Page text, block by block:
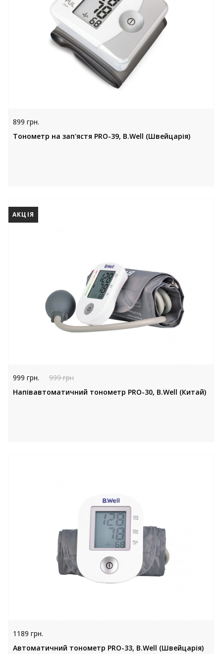
899 грн.
Тонометр на зап'ястя PRO-39, B.Well (Швейцарія)
999 грн.
999 грн
Напівавтоматичний тонометр PRO-30, B.Well (Китай)
1189 грн.
Автоматичний тонометр PRO-33, B.Well (Швейцарія)